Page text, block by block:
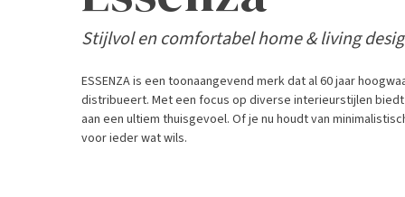
Stijlvol en comfortabel home & living
ESSENZA is een toonaangevend merk dat al 60 jaar
distribueert. Met een focus op diverse interieurstijlen biedt
aan een ultiem thuisgevoel. Of je nu houdt van
voor ieder wat wils.